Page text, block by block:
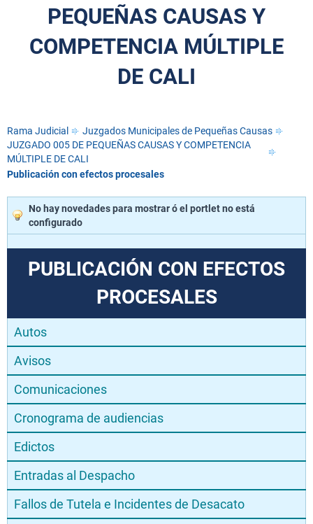
PEQUEÑAS CAUSAS Y
COMPETENCIA MÚLTIPLE
DE CALI
Rama Judicial
Juzgados Municipales de Pequeñas Causas
JUZGADO 005 DE PEQUEÑAS CAUSAS Y COMPETENCIA
MÚLTIPLE DE CALI
Publicación con efectos procesales
No hay novedades para mostrar ó el portlet no está
configurado
PUBLICACIÓN CON EFECTOS
PROCESALES
Autos
Avisos
Comunicaciones
Cronograma de audiencias
Edictos
Entradas al Despacho
Fallos de Tutela e Incidentes de Desacato